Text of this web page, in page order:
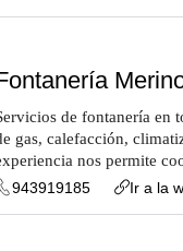
de fontanería en
gas, calefacción,
nos permite
943919185
Ir a la